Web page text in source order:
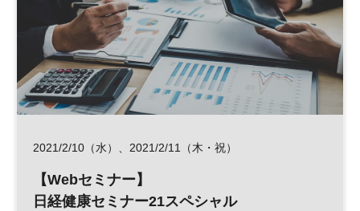
2021/2/10（水）、2021/2/11（木・祝）
【Webセミナー】
日経健康セミナー21スペシャル